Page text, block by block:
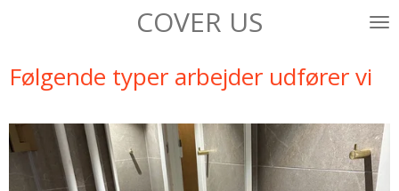
COVER US
Følgende typer arbejder udfører vi